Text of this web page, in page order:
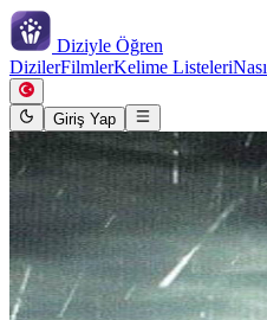
Diziyle Öğren
DizilerFilmlerKelime Listeleri
Giriş Yap